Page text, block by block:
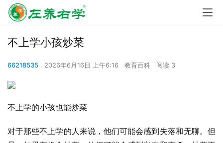
不上学小孩炒菜
66218535 2026年6月16日 上午6:16 教育百科 阅读 3
不上学的小孩也能炒菜
对于那些不上学的人来说，他们可能会感到失落和无聊。但